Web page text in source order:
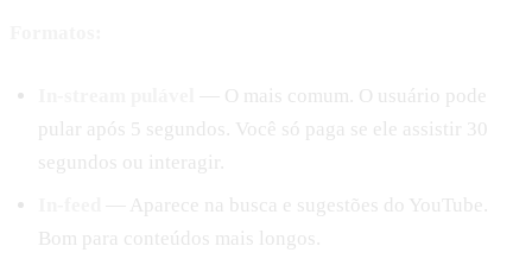
— O mais comum. O usuário pode
pular após 5 segundos. Você só paga se ele assistir 30
segundos ou interagir.
— Aparece na busca e sugestões do YouTube.
Bom para conteúdos mais longos.